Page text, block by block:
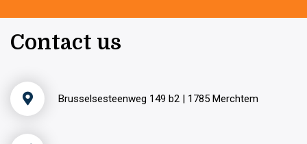
Contact us
Brusselsesteenweg 149 b2 | 1785 Merchtem